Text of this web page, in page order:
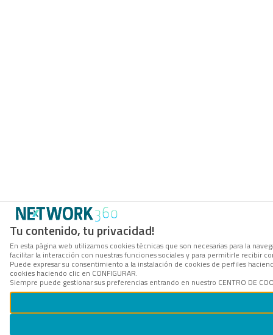
Tu contenido, tu privacidad!
En esta página web utilizamos cookies técnicas que son necesarias para la
facilitar la interacción con nuestras funciones sociales y para permitirle recibir
Puede expresar su consentimiento a la instalación de cookies de perfiles
cookies haciendo clic en CONFIGURAR.
Siempre puede gestionar sus preferencias entrando en nuestro CENTRO DE